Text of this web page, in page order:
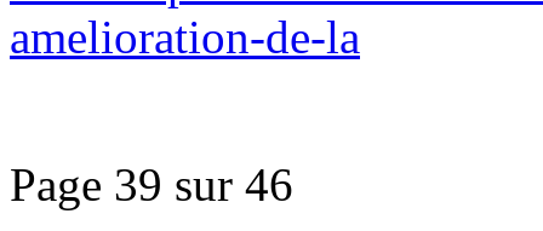
amelioration-de-la
Page 39 sur 46